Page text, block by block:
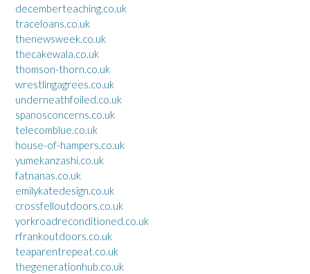
decemberteaching.co.uk
traceloans.co.uk
thenewsweek.co.uk
thecakewala.co.uk
thomson-thorn.co.uk
wrestlingagrees.co.uk
underneathfoiled.co.uk
spanosconcerns.co.uk
telecomblue.co.uk
house-of-hampers.co.uk
yumekanzashi.co.uk
fatnanas.co.uk
emilykatedesign.co.uk
crossfelloutdoors.co.uk
yorkroadreconditioned.co.uk
rfrankoutdoors.co.uk
teaparentrepeat.co.uk
thegenerationhub.co.uk